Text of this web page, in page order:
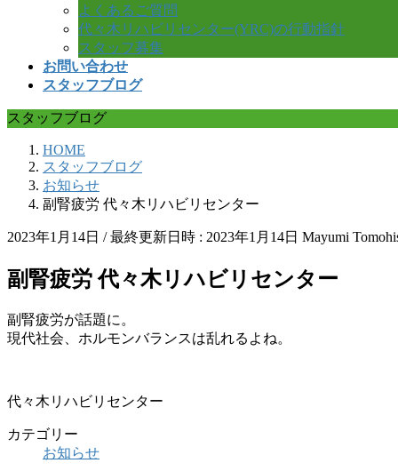
よくあるご質問
代々木リハビリセンター(YRC)の行動指針
スタッフ募集
お問い合わせ
スタッフブログ
スタッフブログ
HOME
スタッフブログ
お知らせ
副腎疲労 代々木リハビリセンター
2023年1月14日 / 最終更新日時 : 2023年1月14日 Mayumi
副腎疲労 代々木リハビリセンター
副腎疲労が話題に。
現代社会、ホルモンバランスは乱れるよね。
代々木リハビリセンター
カテゴリー
お知らせ